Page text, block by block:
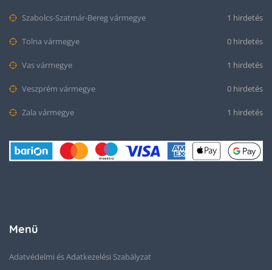
Szabolcs-Szatmár-Bereg vármegye 1 hirdetés
Tolna vármegye 0 hirdetés
Vas vármegye 1 hirdetés
Veszprém vármegye 0 hirdetés
Zala vármegye 1 hirdetés
Menü
Adatvédelmi és Adatkezelési Szabályzat